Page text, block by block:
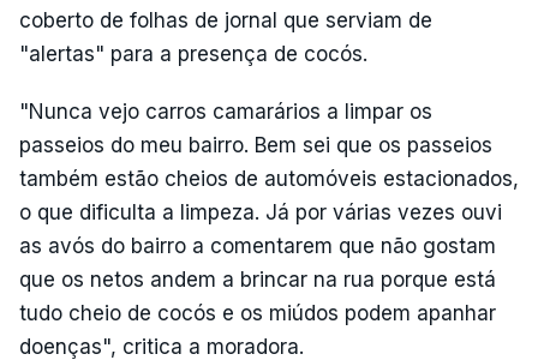
coberto de folhas de jornal que serviam de
"alertas" para a presença de cocós.
"Nunca vejo carros camarários a limpar os
passeios do meu bairro. Bem sei que os passeios
também estão cheios de automóveis estacionados,
o que dificulta a limpeza. Já por várias vezes ouvi
as avós do bairro a comentarem que não gostam
que os netos andem a brincar na rua porque está
tudo cheio de cocós e os miúdos podem apanhar
doenças", critica a moradora.